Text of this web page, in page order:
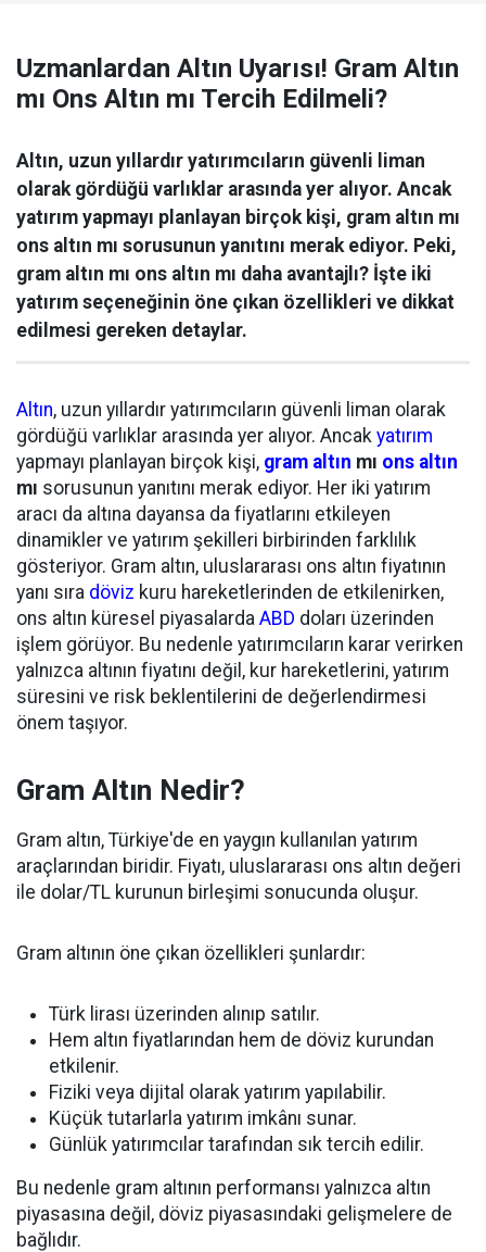
Uzmanlardan Altın Uyarısı! Gram Altın
mı Ons Altın mı Tercih Edilmeli?
Altın, uzun yıllardır yatırımcıların güvenli liman
olarak gördüğü varlıklar arasında yer alıyor. Ancak
yatırım yapmayı planlayan birçok kişi, gram altın mı
ons altın mı sorusunun yanıtını merak ediyor. Peki,
gram altın mı ons altın mı daha avantajlı? İşte iki
yatırım seçeneğinin öne çıkan özellikleri ve dikkat
edilmesi gereken detaylar.
Altın, uzun yıllardır yatırımcıların güvenli liman olarak
gördüğü varlıklar arasında yer alıyor. Ancak yatırım
yapmayı planlayan birçok kişi, gram altın mı ons altın
mı sorusunun yanıtını merak ediyor. Her iki yatırım
aracı da altına dayansa da fiyatlarını etkileyen
dinamikler ve yatırım şekilleri birbirinden farklılık
gösteriyor. Gram altın, uluslararası ons altın fiyatının
yanı sıra döviz kuru hareketlerinden de etkilenirken,
ons altın küresel piyasalarda ABD doları üzerinden
işlem görüyor. Bu nedenle yatırımcıların karar verirken
yalnızca altının fiyatını değil, kur hareketlerini, yatırım
süresini ve risk beklentilerini de değerlendirmesi
önem taşıyor.
Gram Altın Nedir?
Gram altın, Türkiye'de en yaygın kullanılan yatırım
araçlarından biridir. Fiyatı, uluslararası ons altın değeri
ile dolar/TL kurunun birleşimi sonucunda oluşur.
Gram altının öne çıkan özellikleri şunlardır:
Türk lirası üzerinden alınıp satılır.
Hem altın fiyatlarından hem de döviz kurundan
etkilenir.
Fiziki veya dijital olarak yatırım yapılabilir.
Küçük tutarlarla yatırım imkânı sunar.
Günlük yatırımcılar tarafından sık tercih edilir.
Bu nedenle gram altının performansı yalnızca altın
piyasasına değil, döviz piyasasındaki gelişmelere de
bağlıdır.